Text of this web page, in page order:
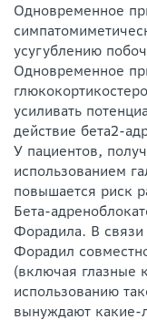
Одновременное
усугублению
Одновременное
усиливать
действие бета2-
У пациентов,
использованием
повышается риск
Бета-
Форадила. В связи
Форадил
(включая глазные
использованию
вынуждают какие-